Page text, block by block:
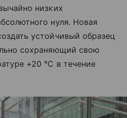
низких
нуля. Новая
устойчивый образец
сохраняющий свою
+20 °C в течение